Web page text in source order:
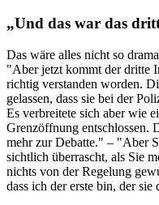
„Und das war das
Das wäre alles nicht so
"Aber jetzt kommt der dritte
richtig verstanden worden.
gelassen, dass sie bei der
Es verbreitete sich aber wie
Grenzöffnung entschlossen.
mehr zur Debatte." – "Aber
sichtlich überrascht, als Sie
nichts von der Regelung
dass ich der erste bin, der